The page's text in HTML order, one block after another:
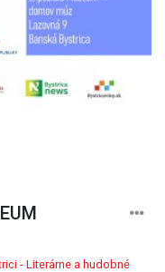
- Literárne a hudobné